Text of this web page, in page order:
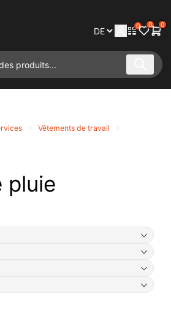
0 0 0
Vêtements de travail
pluie